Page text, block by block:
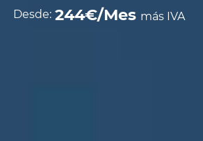
Desde: 244€/Mes más IVA